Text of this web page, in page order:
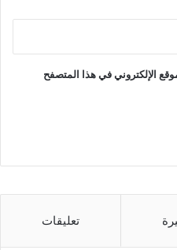
الإلكتروني في هذا المتصفح
تعليقات